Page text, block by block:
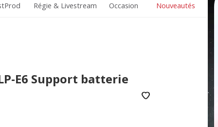
Régie & Livestream Occasion Nouveautés
E6 Support batterie